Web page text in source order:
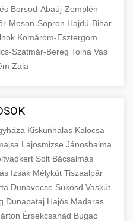
Borsod-Abaúj-Zemplén
Moson-Sopron Hajdú-Bihar
Komárom-Esztergom
Szatmár-Bereg Tolna Vas
Zala
Kiskunhalas Kalocsa
Lajosmizse Jánoshalma
Solt Bácsalmás
Izsák Mélykút Tiszaalpár
Dunavecse Sükösd Vaskút
Dunapataj Hajós Madaras
Érsekcsanád Bugac